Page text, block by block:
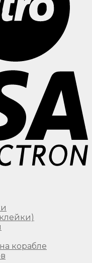
корабле